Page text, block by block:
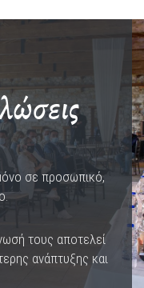
σε προσωπικό,
τους αποτελεί
ανάπτυξης και